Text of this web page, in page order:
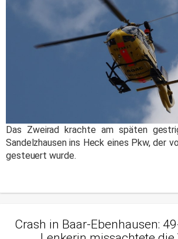
Das Zweirad krachte am späten
Sandelzhausen ins Heck eines Pkw, der
gesteuert wurde.
Crash in Baar-Ebenhausen: